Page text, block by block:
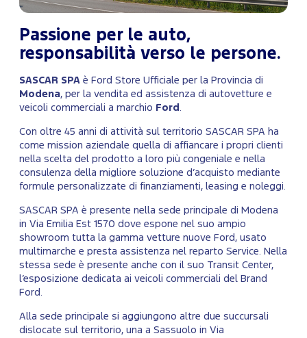
Passione per le auto,
responsabilità verso le persone.
SASCAR SPA è Ford Store Ufficiale per la Provincia di
Modena , per la vendita ed assistenza di autovetture e
veicoli commerciali a marchio Ford
Con oltre 45 anni di attività sul territorio SASCAR SPA ha
come mission aziendale quella di affiancare i propri clienti
nella scelta del prodotto a loro più congeniale e nella
consulenza della migliore soluzione d’acquisto mediante
formule personalizzate di finanziamenti, leasing e noleggi.
SASCAR SPA è presente nella sede principale di Modena
in Via Emilia Est 1570 dove espone nel suo ampio
showroom tutta la gamma vetture nuove Ford, usato
multimarche e presta assistenza nel reparto Service. Nella
stessa sede è presente anche con il suo Transit Center,
l’esposizione dedicata ai veicoli commerciali del Brand
Ford.
Alla sede principale si aggiungono altre due succursali
dislocate sul territorio, una a Sassuolo in Via